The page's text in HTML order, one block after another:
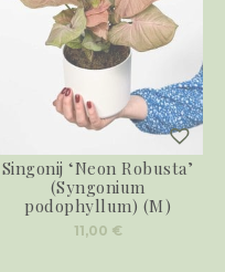
Singonij ‘Neon Robusta’
(Syngonium
podophyllum) (M)
11,00 €